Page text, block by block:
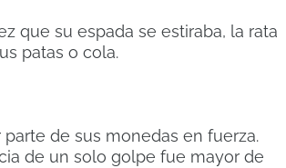
que su espada se estiraba, la rata
patas o cola.
de sus monedas en fuerza.
de un solo golpe fue mayor de